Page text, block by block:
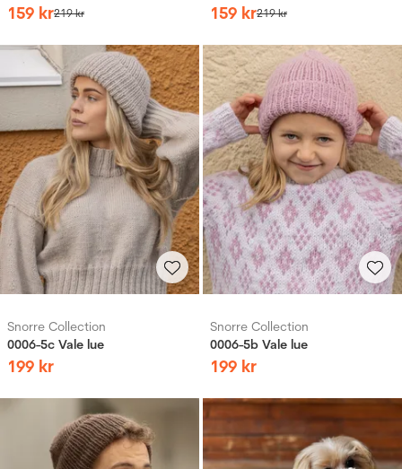
159 kr219kr 159 kr219kr
Snorre Collection
0006-5c Vale lue
199 kr
Snorre Collection
0006-5b Vale lue
199 kr